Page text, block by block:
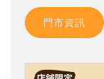
門市資訊